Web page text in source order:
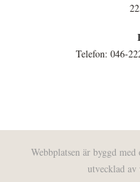
Telefon: 046-
Webbplatsen är byggd med
utvecklad av